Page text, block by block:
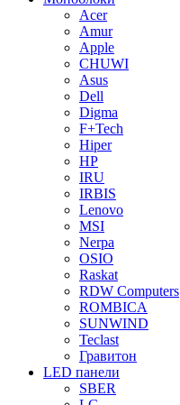
Acer
Amur
Apple
CHUWI
Asus
Dell
Digma
F+Tech
Hiper
HP
IRU
IRBIS
Lenovo
MSI
Nerpa
OSIO
Raskat
RDW Computers
ROMBICA
SUNWIND
Teclast
Гравитон
LED панели
SBER